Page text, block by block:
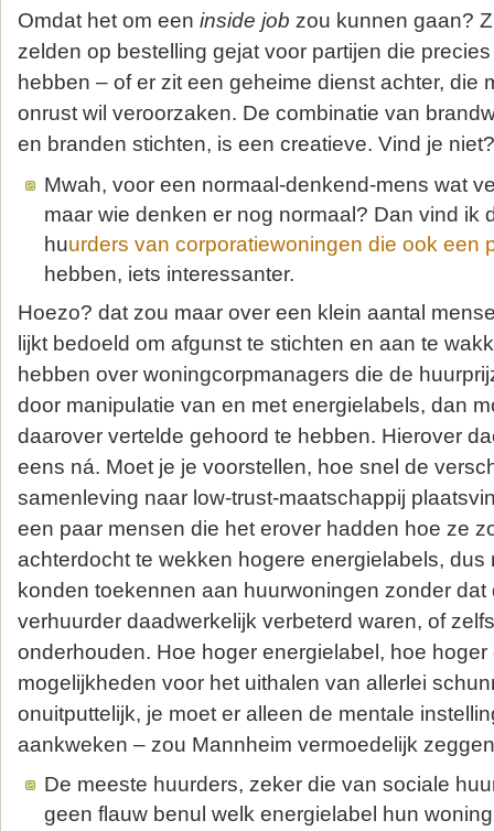
Omdat het om een inside job zou kunnen gaan?
zelden op bestelling gejat voor partijen die
hebben – of er zit een geheime dienst achter, die
onrust wil veroorzaken. De combinatie van
en branden stichten, is een creatieve. Vind je niet?
Mwah, voor een normaal-denkend-mens wat
maar wie denken er nog normaal? Dan vind ik
huurders van corporatiewoningen die ook een
hebben, iets interessanter.
Hoezo? dat zou maar over een klein aantal
lijkt bedoeld om afgunst te stichten en aan te
hebben over woningcorpmanagers die de
door manipulatie van en met energielabels, dan
daarover vertelde gehoord te hebben. Hierover
eens ná. Moet je je voorstellen, hoe snel de
samenleving naar low-trust-maatschappij
een paar mensen die het erover hadden hoe ze
achterdocht te wekken hogere energielabels, dus
konden toekennen aan huurwoningen zonder
verhuurder daadwerkelijk verbeterd waren, of
onderhouden. Hoe hoger energielabel, hoe hoger
mogelijkheden voor het uithalen van allerlei
onuitputtelijk, je moet er alleen de mentale
aankweken – zou Mannheim vermoedelijk
De meeste huurders, zeker die van sociale
geen flauw benul welk energielabel hun woning